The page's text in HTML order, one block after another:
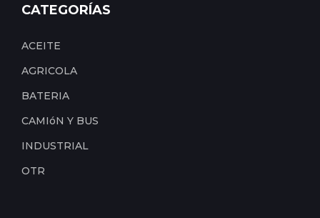
CATEGORÍAS
ACEITE
AGRICOLA
BATERIA
CAMIóN Y BUS
INDUSTRIAL
OTR